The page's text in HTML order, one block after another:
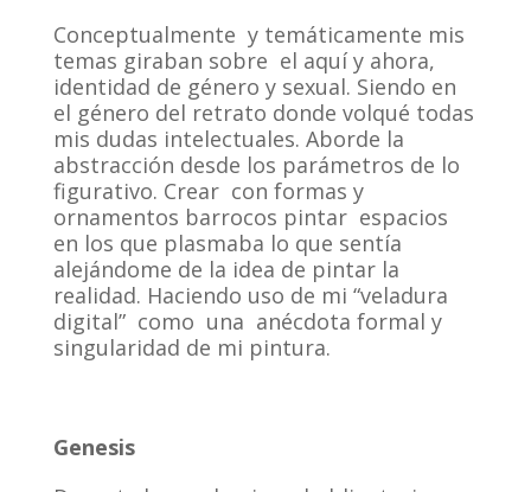
Conceptualmente y temáticamente mis
temas giraban sobre el aquí y ahora,
identidad de género y sexual. Siendo en
el género del retrato donde volqué todas
mis dudas intelectuales. Aborde la
abstracción desde los parámetros de lo
figurativo. Crear con formas y
ornamentos barrocos pintar espacios
en los que plasmaba lo que sentía
alejándome de la idea de pintar la
realidad. Haciendo uso de mi “veladura
digital” como una anécdota formal y
singularidad de mi pintura.
Genesis